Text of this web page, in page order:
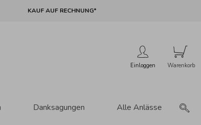
KAUF AUF RECHNUNG*
Einloggen
Danksagungen Alle Anlässe